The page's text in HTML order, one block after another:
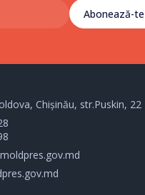
Abonează-te
Chișinău, str.Puskin, 22